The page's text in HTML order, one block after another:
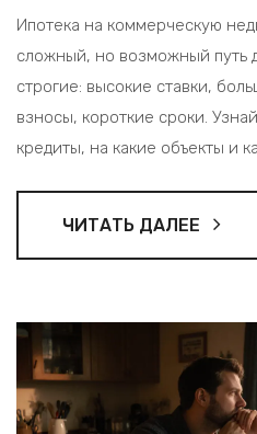
Ипотека на коммерческую
сложный, но возможный путь
строгие: высокие ставки,
взносы, короткие сроки.
кредиты, на какие объекты и
ЧИТАТЬ ДАЛЕЕ